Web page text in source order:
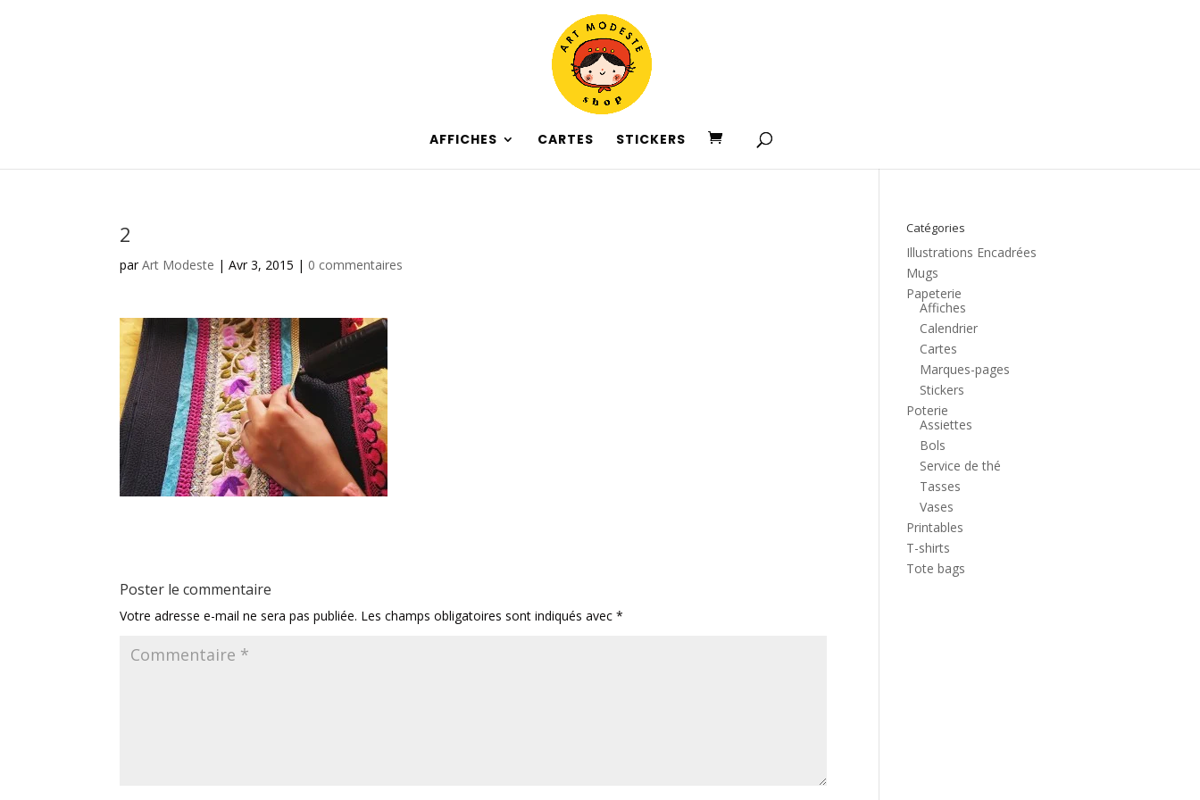
AFFICHES CARTES STICKERS
2
parArt Modeste |Avr 3, 2015 | 0 commentaires
Poster le commentaire
Votre adresse e-mail ne sera pas publiée. Les champs obligatoires sont indiqués avec*
Catégories
Illustrations Encadrées
Mugs
Papeterie
Affiches
Calendrier
Cartes
Marques-pages
Stickers
Poterie
Assiettes
Bols
Service de thé
Tasses
Vases
Printables
T-shirts
Tote bags